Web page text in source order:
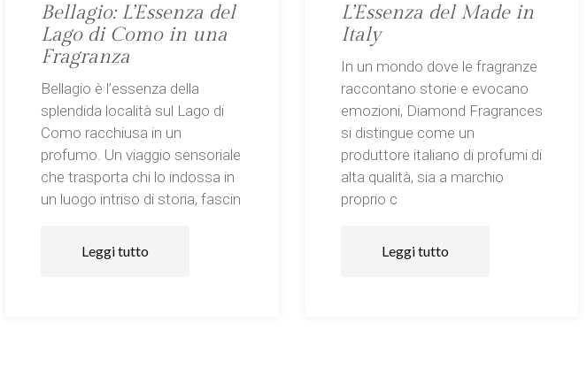
Bellagio: L’Essenza del
Lago di Como in una
Fragranza
Bellagio è l’essenza della
splendida località sul Lago di
Como racchiusa in un
profumo. Un viaggio sensoriale
che trasporta chi lo indossa in
un luogo intriso di storia, fascin
Leggi tutto
L’Essenza del Made in
Italy
In un mondo dove le fragranze
raccontano storie e evocano
emozioni, Diamond Fragrances
si distingue come un
produttore italiano di profumi di
alta qualità, sia a marchio
proprio c
Leggi tutto